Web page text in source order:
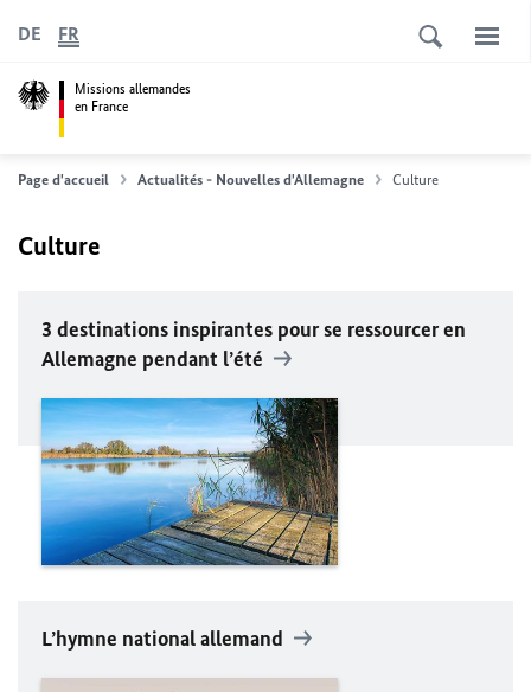
Missions allemandes
en France
DE FR
Page d'accueil Actualités - Nouvelles d'Allemagne Culture
Culture
3 destinations inspirantes pour se ressourcer en
Allemagne pendant l’été
L’hymne national allemand